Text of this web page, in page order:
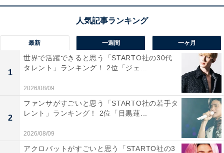
較的温暖。山や森林といった自然環境を感じられる地域
発信情報が人気を集めています。
この記事の筆者：水野 渚沙
新潟生まれ、愛知育ち。これまでに4つのWebメディア
を立ち上げて、7つのWebメディアで編集者＆ディレク
ターを経験。どのWebメディアでもPVを上げるための分
析や企画に携わってきたので、大体いつもネットでウケ
るネタを考えています。漫画が大好きです。
最新 一週間 一ヶ月
1
世界で活躍できると思う「STARTO社の30代
タレント」ランキング！ 2位「ジェ...
2026/08/09
2
ファンサがすごいと思う「STARTO社の若手タ
レント」ランキング！ 2位「目黒蓮...
2026/08/09
アクロバットがすごいと思う「STARTO社の3